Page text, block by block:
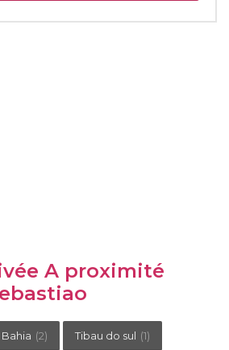
A proximité
Bahia (2) Tibau do sul (1)